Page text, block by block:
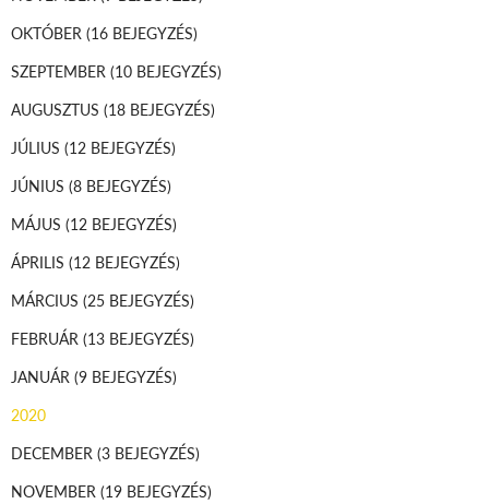
OKTÓBER (16 BEJEGYZÉS)
SZEPTEMBER (10 BEJEGYZÉS)
AUGUSZTUS (18 BEJEGYZÉS)
JÚLIUS (12 BEJEGYZÉS)
JÚNIUS (8 BEJEGYZÉS)
MÁJUS (12 BEJEGYZÉS)
ÁPRILIS (12 BEJEGYZÉS)
MÁRCIUS (25 BEJEGYZÉS)
FEBRUÁR (13 BEJEGYZÉS)
JANUÁR (9 BEJEGYZÉS)
2020
DECEMBER (3 BEJEGYZÉS)
NOVEMBER (19 BEJEGYZÉS)